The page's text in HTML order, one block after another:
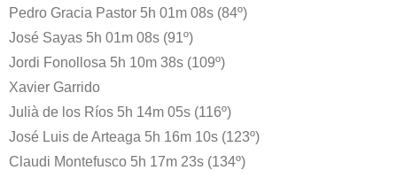
Pedro Gracia Pastor 5h 01m 08s (84º)
José Sayas 5h 01m 08s (91º)
Jordi Fonollosa 5h 10m 38s (109º)
Xavier Garrido
Julià de los Ríos 5h 14m 05s (116º)
José Luis de Arteaga 5h 16m 10s (123º)
Claudi Montefusco 5h 17m 23s (134º)